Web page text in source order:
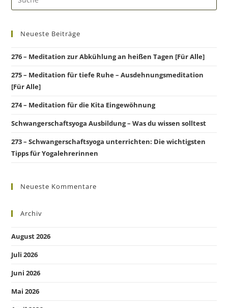
Neueste Beiträge
276 – Meditation zur Abkühlung an heißen Tagen [Für Alle]
275 – Meditation für tiefe Ruhe – Ausdehnungsmeditation
[Für Alle]
274 – Meditation für die Kita Eingewöhnung
Schwangerschaftsyoga Ausbildung – Was du wissen solltest
273 – Schwangerschaftsyoga unterrichten: Die wichtigsten
Tipps für Yogalehrerinnen
Neueste Kommentare
Archiv
August 2026
Juli 2026
Juni 2026
Mai 2026